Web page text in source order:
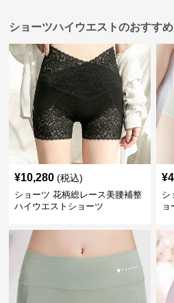
ショーツハイウエストのおすす
¥10,280 (税込)
ショーツ 花柄総レース美腰補整
ハイウエストショーツ
¥
シ
ョ